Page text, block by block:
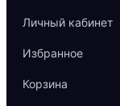
Личный кабинет
Избранное
Корзина